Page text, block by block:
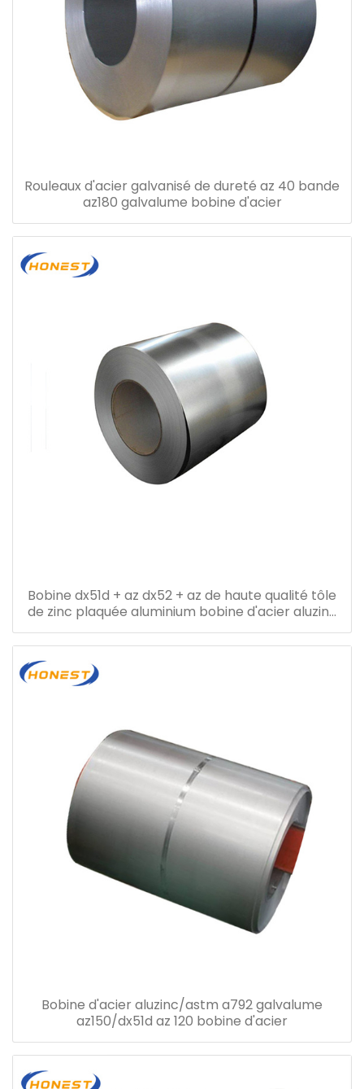
Rouleaux d'acier galvanisé de dureté az 40 bande
az180 galvalume bobine d'acier
Bobine dx51d + az dx52 + az de haute qualité tôle
de zinc plaquée aluminium bobine d'acier aluzinc
bobine d'acier galvalume
Bobine d'acier aluzinc/astm a792 galvalume
az150/dx51d az 120 bobine d'acier